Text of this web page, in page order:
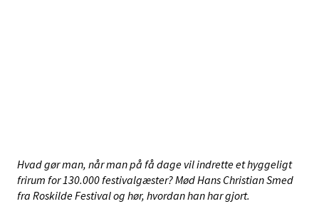
Hvad gør man, når man på få dage vil indrette et hyggeligt
frirum for 130.000 festivalgæster? Mød Hans Christian Smed
fra Roskilde Festival og hør, hvordan han har gjort.